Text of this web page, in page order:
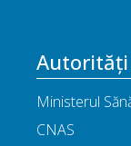
Autorități
Ministerul
CNAS